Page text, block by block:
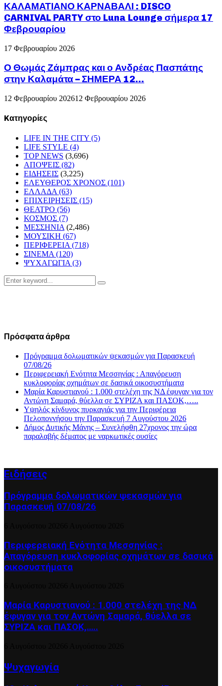
ΚΑΛΑΜΑΤΙΑΝΟ ΚΑΡΝΑΒΑΛΙ : DISCO
CARNIVAL PARTY στο Luna Lounge σήμερα 17
Φεβρουαρίου
17 Φεβρουαρίου 2026
Ο Θωμάς Ζάμπρας και ο Ανδρέας Πασπάτης
στην Καλαμάτα – ΣΗΜΕΡΑ 12...
12 Φεβρουαρίου 202612 Φεβρουαρίου 2026
Kατηγορίες
LIFE IN THE CITY (5)
LIFE STYLE (4)
TOP NEWS (3,696)
ΑΠΟΨΕΙΣ (82)
ΕΙΔΗΣΕΙΣ (3,225)
ΕΛΕΥΘΕΡΟΣ ΧΡΟΝΟΣ (101)
ΕΛΛΑΔΑ (63)
ΕΠΙΧΕΙΡΗΣΕΙΣ (15)
ΘΕΑΤΡΟ (56)
ΚΟΣΜΟΣ (7)
ΜΕΣΣΗΝΙΑ (2,486)
ΜΟΥΣΙΚΗ (67)
ΠΕΡΙΦΕΡΕΙΑ (718)
ΣΙΝΕΜΑ (120)
ΨΥΧΑΓΩΓΙΑ (3)
Search
for:
Search
Πρόσφατα άρθρα
Πρόγραμμα δολωματικών ψεκασμών για Παρασκευή
07/08/26
Περιφερειακή Ενότητα Μεσσηνίας : Απαγόρευση
κυκλοφορίας οχημάτων σε δασικά οικοσυστήματα
Μαρία Καρυστιανού : 1.000 στελέχη της ΝΔ έφυγαν για τον
Αντώνη Σαμαρά, θύελλα σε ΣΥΡΙΖΑ και ΠΑΣΟΚ,…..
Υψηλός κίνδυνος πυρκαγιάς για την Περιφέρεια
Πελοποννήσου την Παρασκευή 7 Αυγούστου 2026
Δήμος Δυτικής Μάνης – Συνελήφθη 27χρονος την ώρα
παραλαβής δέματος με ναρκωτικές ουσίες
Ειδήσεις
Πρόγραμμα δολωματικών ψεκασμών για
Παρασκευή 07/08/26
Περιφερειακή Ενότητα Μεσσηνίας :
Απαγόρευση κυκλοφορίας οχημάτων σε δασικά
οικοσυστήματα
Μαρία Καρυστιανού : 1.000 στελέχη της ΝΔ
έφυγαν για τον Αντώνη Σαμαρά, θύελλα σε
ΣΥΡΙΖΑ και ΠΑΣΟΚ,…..
Ψυχαγωγία